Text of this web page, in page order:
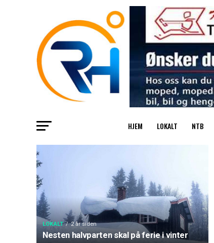
HJEM LOKALT NTB
LOKALT 2 år siden
Nesten halvparten skal på ferie i vinter